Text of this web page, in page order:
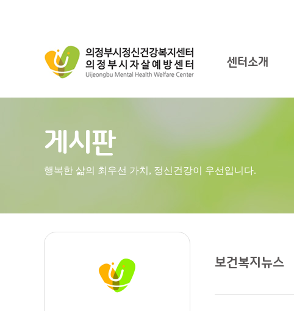
센터소개
게시판
행복한 삶의 최우선 가치, 정신건강이 우선입니다.
보건복지뉴스